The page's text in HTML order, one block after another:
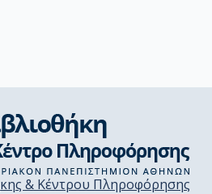
& Κέντρου Πληροφόρησης